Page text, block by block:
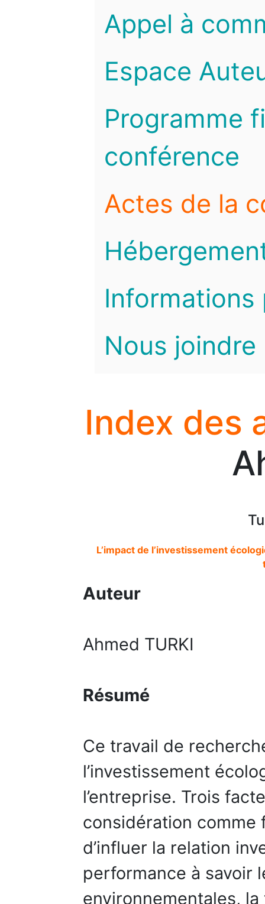
Appel à
Espace
Programme
conférence
Actes de la
Informations
Nous joindre
Index des
L’impact de l’investissement
Auteur
Ahmed TURKI
Résumé
Ce travail de
l’investissement
l’entreprise. Trois
considération
d’influer la relation
performance à savoir
environnementales,